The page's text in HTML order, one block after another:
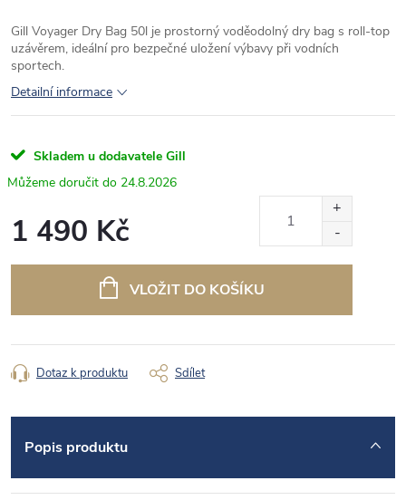
Gill Voyager Dry Bag 50l je prostorný voděodolný dry bag s roll-top
uzávěrem, ideální pro bezpečné uložení výbavy při vodních
sportech.
Detailní informace
Skladem u dodavatele Gill
24.8.2026
1 490 Kč
VLOŽIT DO KOŠÍKU
Dotaz k produktu Sdílet
Popis produktu